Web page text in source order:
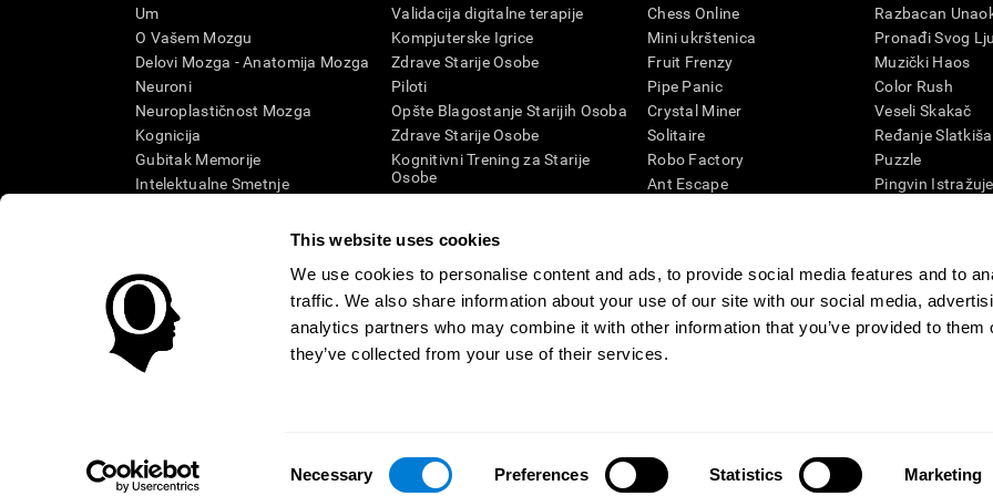
This website uses cookies
We use cookies to personalise content and ads, to provide social media features and to
traffic. We also share information about your use of our site with our social media,
analytics partners who may combine it with other information that you’ve provided to them
they’ve collected from your use of their services.
Necessary Preferences Statistics Marketing
Um
O Vašem Mozgu
Delovi Mozga - Anatomija Mozga
Neuroni
Neuroplastičnost Mozga
Kognicija
Gubitak Memorije
Intelektualne Smetnje
Pažnja
Validacija digitalne terapije
Kompjuterske Igrice
Zdrave Starije Osobe
Piloti
Opšte Blagostanje Starijih Osoba
Zdrave Starije Osobe
Kognitivni Trening za Starije
Osobe
Kategorija SG4D
Chess Online
Mini ukrštenica
Fruit Frenzy
Pipe Panic
Crystal Miner
Solitaire
Robo Factory
Ant Escape
Lud za Brojevima
Klikeri
Melodičan Tenis
Razbacan
Pronađi Svog
Muzički Haos
Color Rush
Veseli Skakač
Ređanje Slatkiša
Puzzle
Pingvin Istražuje
Onlajn Igrice
Igrice i Mentalna
SRBIJA